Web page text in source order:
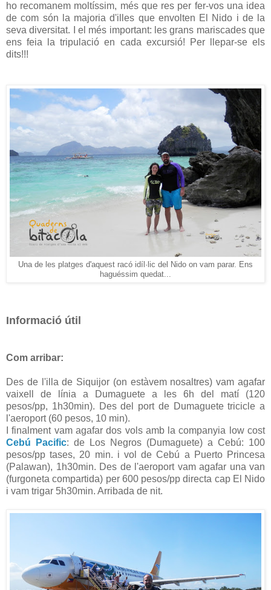
ho recomanem moltíssim, més que res per fer-vos una idea
de com són la majoria d'illes que envolten El Nido i de la
seva diversitat. I el més important: les grans mariscades que
ens feia la tripulació en cada excursió! Per llepar-se els
dits!!!
Una de les platges d'aquest racó idíl·lic del Nido on vam parar. Ens
haguéssim quedat...
Informació útil
Com arribar:
Des de l'illa de Siquijor (on estàvem nosaltres) vam agafar
vaixell de línia a Dumaguete a les 6h del matí (120
pesos/pp, 1h30min). Des del port de Dumaguete tricicle a
l'aeroport (60 pesos, 10 min).
I finalment vam agafar dos vols amb la companyia low cost
Cebú Pacific: de Los Negros (Dumaguete) a Cebú: 100
pesos/pp tases, 20 min. i vol de Cebú a Puerto Princesa
(Palawan), 1h30min. Des de l'aeroport vam agafar una van
(furgoneta compartida) per 600 pesos/pp directa cap El Nido
i vam trigar 5h30min. Arribada de nit.